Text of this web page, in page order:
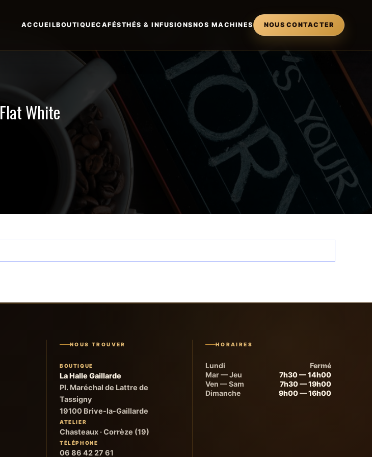
ACCUEILBOUTIQUECAFÉSTHÉS & INFUSIONSNOS MACHINES NOUS CONTACTER
Flat White
NOUS TROUVER
BOUTIQUE
La Halle Gaillarde
Pl. Maréchal de Lattre de
Tassigny
19100 Brive-la-Gaillarde
ATELIER
Chasteaux · Corrèze (19)
TÉLÉPHONE
06 86 42 27 61
HORAIRES
Lundi
Fermé
Mar — Jeu
7h30 — 14h00
Ven — Sam
7h30 — 19h00
Dimanche
9h00 — 16h00